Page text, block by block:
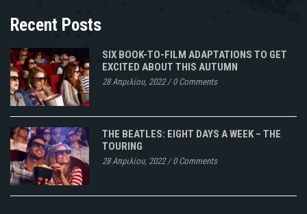
Recent Posts
SIX BOOK-TO-FILM ADAPTATIONS TO GET
EXCITED ABOUT THIS AUTUMN
28 Απριλίου, 2022/0 Comments
THE BEATLES: EIGHT DAYS A WEEK – THE
TOURING
28 Απριλίου, 2022/0 Comments